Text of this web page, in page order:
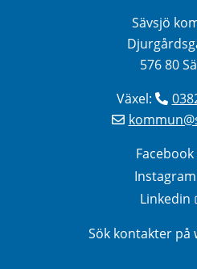
Sävsjö
576 80
Växel:
Facebook
Instagram
Linkedin
Sök kontakter på